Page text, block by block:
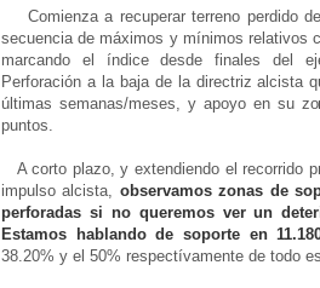
Comienza a recuperar terreno perdido
secuencia de máximos y mínimos relativos
marcando el índice desde finales del
Perforación a la baja de la directriz alcista
últimas semanas/meses, y apoyo en su
puntos.
A corto plazo, y extendiendo el recorrido
impulso alcista, observamos zonas de
perforadas si no queremos ver un
Estamos hablando de soporte en
38.20% y el 50% respectívamente de todo